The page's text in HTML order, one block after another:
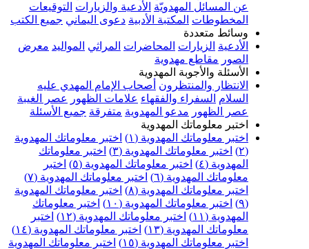
المسائل المهدويّة الأدعية والزيارات التوقيعات
المكتبة الأدبية دعوى اليماني جميع الكتب
متعددة
الزيارات المحاضرات المراثي المواليد معرض
مقاطع مهدوية
والأجوبة المهدوية
والمنتظرون أصحاب الإمام المهدي عليه
السفراء والفقهاء علامات الظهور عصر الغيبة
مدعو المهدوية متفرقة جميع الأسئلة
معلوماتك المهدوية
معلوماتك المهدوية (١)
اختبر معلوماتك المهدوية
اختبر معلوماتك المهدوية (٣)
اختبر معلوماتك
اختبر معلوماتك المهدوية (٥)
اختبر
المهدوية (٦)
اختبر معلوماتك المهدوية (٧)
معلوماتك المهدوية (٨)
اختبر معلوماتك المهدوية
اختبر معلوماتك المهدوية (١٠)
اختبر معلوماتك
اختبر معلوماتك المهدوية (١٢)
اختبر
المهدوية (١٣)
اختبر معلوماتك المهدوية (١٤)
معلوماتك المهدوية (١٥)
اختبر معلوماتك المهدوية